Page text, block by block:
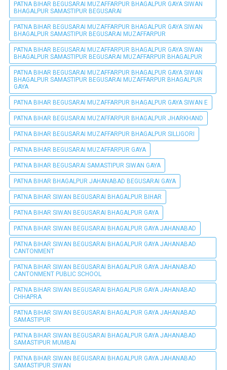
PATNA BIHAR BEGUSARAI MUZAFFARPUR BHAGALPUR GAYA SIWAN
BHAGALPUR SAMASTIPUR BEGUSARAI
PATNA BIHAR BEGUSARAI MUZAFFARPUR BHAGALPUR GAYA SIWAN
BHAGALPUR SAMASTIPUR BEGUSARAI MUZAFFARPUR
PATNA BIHAR BEGUSARAI MUZAFFARPUR BHAGALPUR GAYA SIWAN
BHAGALPUR SAMASTIPUR BEGUSARAI MUZAFFARPUR BHAGALPUR
PATNA BIHAR BEGUSARAI MUZAFFARPUR BHAGALPUR GAYA SIWAN
BHAGALPUR SAMASTIPUR BEGUSARAI MUZAFFARPUR BHAGALPUR
GAYA
PATNA BIHAR BEGUSARAI MUZAFFARPUR BHAGALPUR GAYA SIWAN E
PATNA BIHAR BEGUSARAI MUZAFFARPUR BHAGALPUR JHARKHAND
PATNA BIHAR BEGUSARAI MUZAFFARPUR BHAGALPUR SILLIGORI
PATNA BIHAR BEGUSARAI MUZAFFARPUR GAYA
PATNA BIHAR BEGUSARAI SAMASTIPUR SIWAN GAYA
PATNA BIHAR BHAGALPUR JAHANABAD BEGUSARAI GAYA
PATNA BIHAR SIWAN BEGUSARAI BHAGALPUR BIHAR
PATNA BIHAR SIWAN BEGUSARAI BHAGALPUR GAYA
PATNA BIHAR SIWAN BEGUSARAI BHAGALPUR GAYA JAHANABAD
PATNA BIHAR SIWAN BEGUSARAI BHAGALPUR GAYA JAHANABAD
CANTONMENT
PATNA BIHAR SIWAN BEGUSARAI BHAGALPUR GAYA JAHANABAD
CANTONMENT PUBLIC SCHOOL
PATNA BIHAR SIWAN BEGUSARAI BHAGALPUR GAYA JAHANABAD
CHHAPRA
PATNA BIHAR SIWAN BEGUSARAI BHAGALPUR GAYA JAHANABAD
SAMASTIPUR
PATNA BIHAR SIWAN BEGUSARAI BHAGALPUR GAYA JAHANABAD
SAMASTIPUR MUMBAI
PATNA BIHAR SIWAN BEGUSARAI BHAGALPUR GAYA JAHANABAD
SAMASTIPUR SIWAN